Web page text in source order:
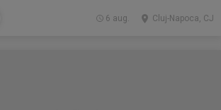
Cluj-Napoca, CJ
6 aug.